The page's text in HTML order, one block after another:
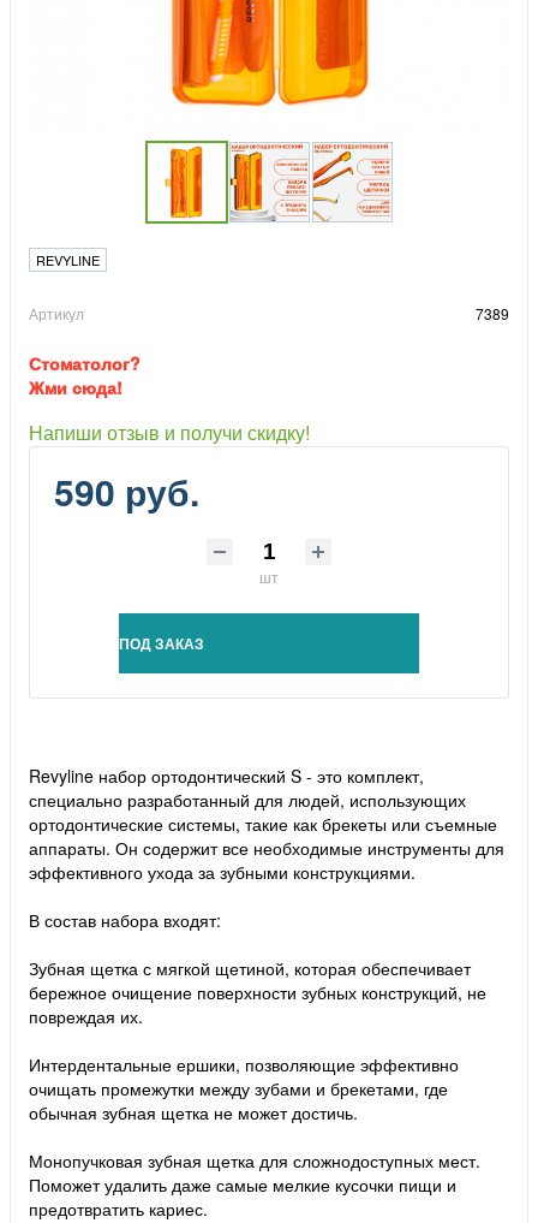
REVYLINE
Артикул 7389
Стоматолог?
Жми сюда!
Напиши отзыв и получи скидку!
590 руб.
шт
ПОД ЗАКАЗ
Revyline набор ортодонтический S - это комплект,
специально разработанный для людей, использующих
ортодонтические системы, такие как брекеты или съемные
аппараты. Он содержит все необходимые инструменты для
эффективного ухода за зубными конструкциями.
В состав набора входят:
Зубная щетка с мягкой щетиной, которая обеспечивает
бережное очищение поверхности зубных конструкций, не
повреждая их.
Интердентальные ершики, позволяющие эффективно
очищать промежутки между зубами и брекетами, где
обычная зубная щетка не может достичь.
Монопучковая зубная щетка для сложнодоступных мест.
Поможет удалить даже самые мелкие кусочки пищи и
предотвратить кариес.